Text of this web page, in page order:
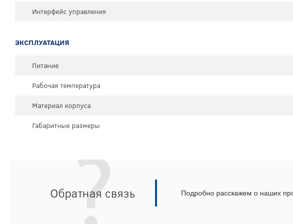
Интерфейс управления
ЭКСПЛУАТАЦИЯ
Питание
Рабочая температура
Материал корпуса
Габаритные размеры
Обратная связь Подробно расскажем о наших